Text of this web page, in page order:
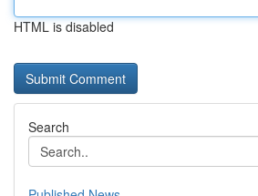
HTML is disabled
Search